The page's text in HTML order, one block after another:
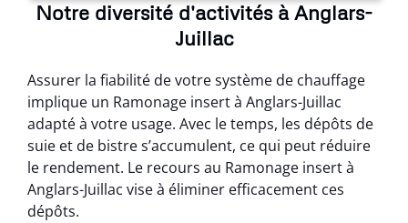
Notre diversité d'activités à Anglars-
Juillac
Assurer la fiabilité de votre système de chauffage
implique un Ramonage insert à Anglars-Juillac
adapté à votre usage. Avec le temps, les dépôts de
suie et de bistre s’accumulent, ce qui peut réduire
le rendement. Le recours au Ramonage insert à
Anglars-Juillac vise à éliminer efficacement ces
dépôts.